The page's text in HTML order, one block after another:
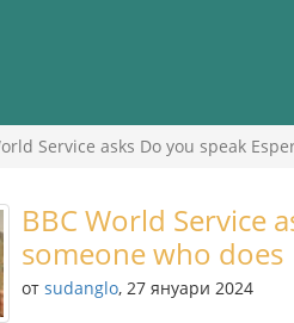
Service asks Do you speak
BBC World Service
someone who does
от sudanglo, 27 януари 2024